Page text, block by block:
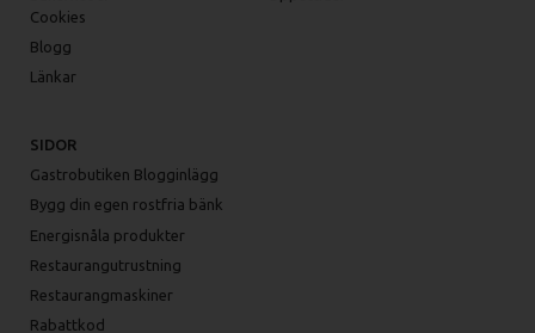
Cookies
Blogg
Länkar
SIDOR
Gastrobutiken Blogginlägg
Bygg din egen rostfria bänk
Energisnåla produkter
Restaurangutrustning
Restaurangmaskiner
Rabattkod